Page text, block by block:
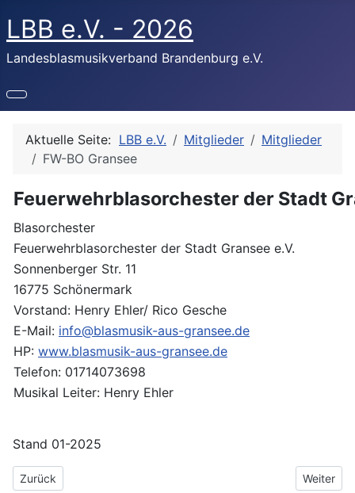
LBB e.V. - 2026
Landesblasmusikverband Brandenburg e.V.
Aktuelle Seite: LBB e.V. Mitglieder
Mitglieder
FW-BO Gransee
Feuerwehrblasorchester der Stadt
Blasorchester
Feuerwehrblasorchester der Stadt Gransee e.V.
Sonnenberger Str. 11
16775 Schönermark
Vorstand: Henry Ehler/ Rico Gesche
E-Mail: info@blasmusik-aus-gransee.de
HP: www.blasmusik-aus-gransee.de
Telefon: 01714073698
Musikal Leiter: Henry Ehler
Stand 01-2025
Vorheriger Beitrag: MV Tracht Sprembg
Zurück Nächster
Weiter